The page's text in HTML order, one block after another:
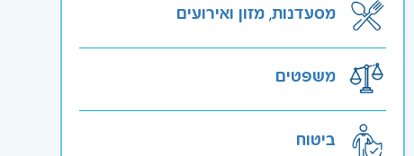
מסעדנות, מזון ואירועים
משפטים
ביטוח